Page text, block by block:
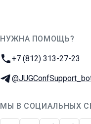
НУЖНА ПОМОЩЬ?
Телефон:
+7 (812) 313-27-23
Телеграм:
МЫ В СОЦИАЛЬНЫХ